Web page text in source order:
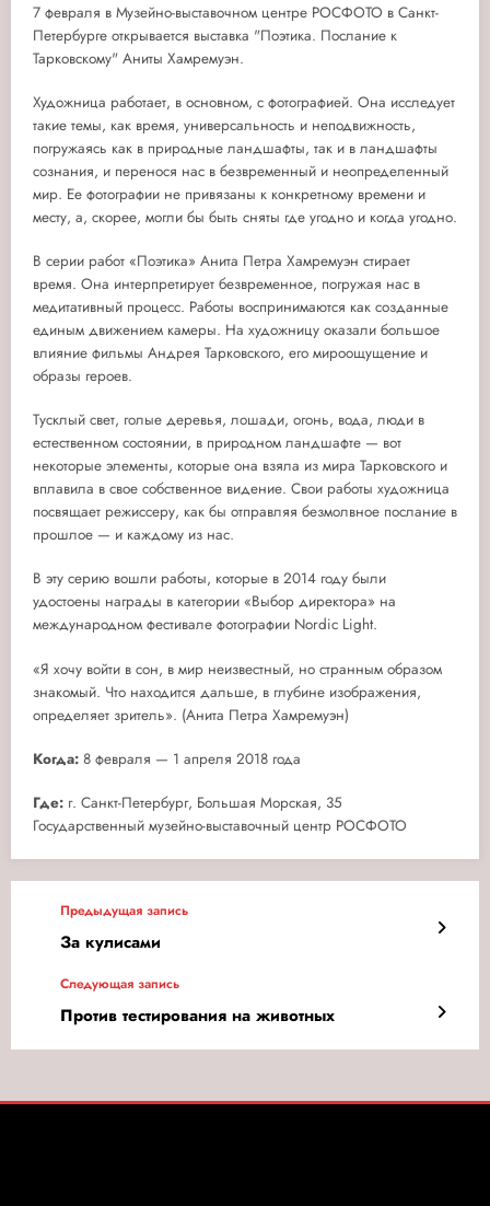
7 февраля в Музейно-выставочном центре РОСФОТО в Санкт-
Петербурге открывается выставка "Поэтика. Послание к
Тарковскому" Аниты Хамремуэн.
Художница работает, в основном, с фотографией. Она исследует
такие темы, как время, универсальность и неподвижность,
погружаясь как в природные ландшафты, так и в ландшафты
сознания, и перенося нас в безвременный и неопределенный
мир. Ее фотографии не привязаны к конкретному времени и
месту, а, скорее, могли бы быть сняты где угодно и когда угодно.
В серии работ «Поэтика» Анита Петра Хамремуэн стирает
время. Она интерпретирует безвременное, погружая нас в
медитативный процесс. Работы воспринимаются как созданные
единым движением камеры. На художницу оказали большое
влияние фильмы Андрея Тарковского, его мироощущение и
образы героев.
Тусклый свет, голые деревья, лошади, огонь, вода, люди в
естественном состоянии, в природном ландшафте — вот
некоторые элементы, которые она взяла из мира Тарковского и
вплавила в свое собственное видение. Свои работы художница
посвящает режиссеру, как бы отправляя безмолвное послание в
прошлое — и каждому из нас.
В эту серию вошли работы, которые в 2014 году были
удостоены награды в категории «Выбор директора» на
международном фестивале фотографии Nordic Light.
«Я хочу войти в сон, в мир неизвестный, но странным образом
знакомый. Что находится дальше, в глубине изображения,
определяет зритель». (Анита Петра Хамремуэн)
Когда: 8 февраля — 1 апреля 2018 года
Где: г. Санкт-Петербург, Большая Морская, 35
Государственный музейно-выставочный центр РОСФОТО
Предыдущая запись
За кулисами
Следующая запись
Против тестирования на животных